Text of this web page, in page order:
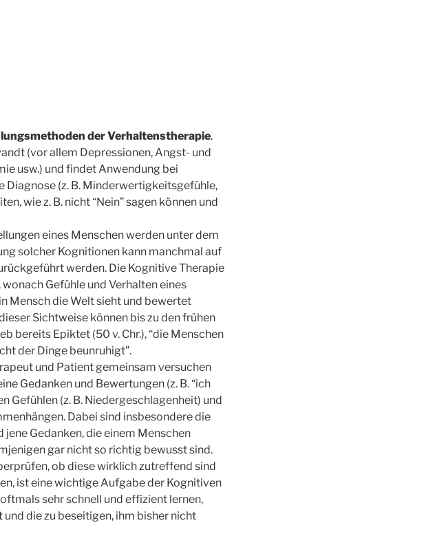
der Verhaltenstherapie.
(vor allem Depressionen, Angst- und
usw.) und findet Anwendung bei
Diagnose (z. B. Minderwertigkeitsgefühle,
wie z. B. nicht “Nein” sagen können und
eines Menschen werden unter dem
solcher Kognitionen kann manchmal auf
werden. Die Kognitive Therapie
Gefühle und Verhalten eines
Mensch die Welt sieht und bewertet
Sichtweise können bis zu den frühen
bereits Epiktet (50 v. Chr.), “die Menschen
der Dinge beunruhigt”.
und Patient gemeinsam versuchen
Gedanken und Bewertungen (z. B. “ich
Gefühlen (z. B. Niedergeschlagenheit) und
Dabei sind insbesondere die
Gedanken, die einem Menschen
gar nicht so richtig bewusst sind.
ob diese wirklich zutreffend sind
ist eine wichtige Aufgabe der Kognitiven
sehr schnell und effizient lernen,
und die zu beseitigen, ihm bisher nicht